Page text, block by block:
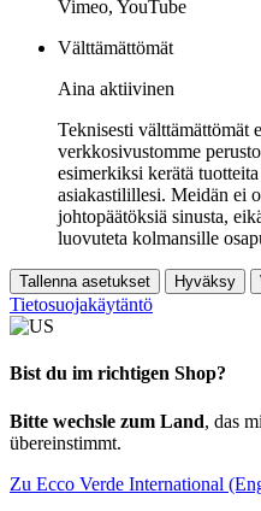
Vimeo, YouTube
Välttämättömät
Aina aktiivinen
Teknisesti välttämättömät
verkkosivustomme
esimerkiksi kerätä
asiakastilillesi. Meidän ei
johtopäätöksiä sinusta,
luovuteta kolmansille
Tallenna asetukset Hyväksy
Tietosuojakäytäntö
Bist du im richtigen Shop?
Bitte wechsle zum Land, das
übereinstimmt.
Zu Ecco Verde International